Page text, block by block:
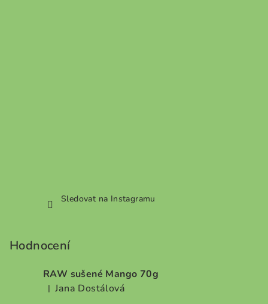
Sledovat na Instagramu
Hodnocení
RAW sušené Mango 70g
Hodnocení produktu je 5 z 5 hvězdiček.
| Jana Dostálová